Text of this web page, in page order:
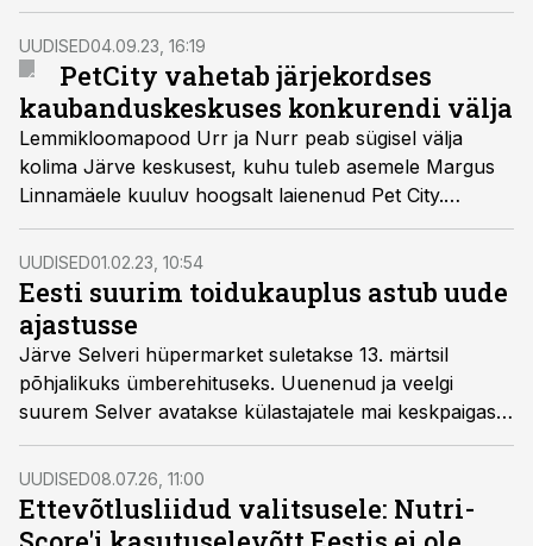
ruutmeetrile laienes toidukaupade sortiment, rajati
uuenenud tervikkontseptsiooniga küpsetiste, liha-kala
ja valmistoidu letid.
UUDISED04.09.23, 16:19
PetCity vahetab järjekordses
kaubanduskeskuses konkurendi välja
Lemmikloomapood Urr ja Nurr peab sügisel välja
kolima Järve keskusest, kuhu tuleb asemele Margus
Linnamäele kuuluv hoogsalt laienenud Pet City.
Konkurentsiamet näeb olukorra taga võimalikku
probleemi.
UUDISED01.02.23, 10:54
Eesti suurim toidukauplus astub uude
ajastusse
Järve Selveri hüpermarket suletakse 13. märtsil
põhjalikuks ümberehituseks. Uuenenud ja veelgi
suurem Selver avatakse külastajatele mai keskpaigas.
Müügisaali suurendamisega 7500 ruutmeetrile laieneb
toidukaupade sortiment, rajatakse uuenenud
tervikkontseptsiooniga küpsetiste, liha-kala ja
valmistoidu letid.
UUDISED08.07.26, 11:00
Ettevõtlusliidud valitsusele: Nutri-